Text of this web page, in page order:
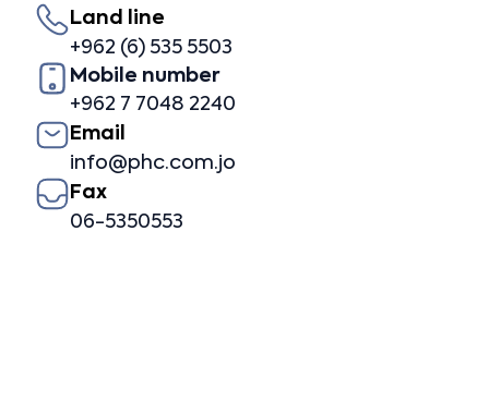
Land line
+962 (6) 535 5503
Mobile number
+962 7 7048 2240
Email
info@phc.com.jo
Fax
06-5350553